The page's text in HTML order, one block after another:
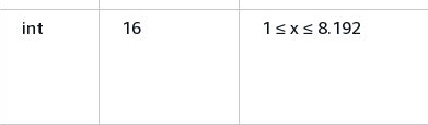
int 16 1 ≤ x ≤ 8.192